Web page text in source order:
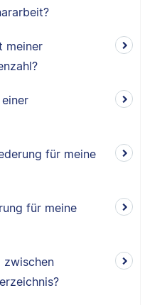
meiner
für meine
für meine
zwischen